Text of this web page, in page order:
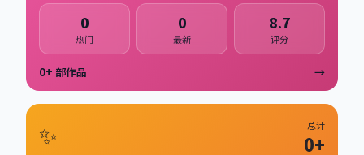
0
热门
0
最新
8.7
评分
0+ 部作品 →
✨ 总计
0+